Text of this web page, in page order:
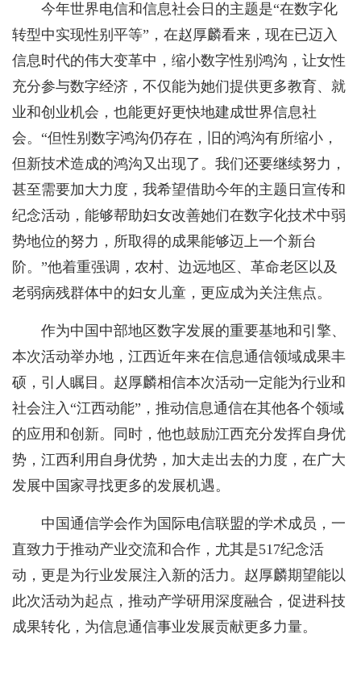
今年世界电信和信息社会日的主题是“在数字化
转型中实现性别平等”，在赵厚麟看来，现在已迈入
信息时代的伟大变革中，缩小数字性别鸿沟，让女性
充分参与数字经济，不仅能为她们提供更多教育、就
业和创业机会，也能更好更快地建成世界信息社
会。“但性别数字鸿沟仍存在，旧的鸿沟有所缩小，
但新技术造成的鸿沟又出现了。我们还要继续努力，
甚至需要加大力度，我希望借助今年的主题日宣传和
纪念活动，能够帮助妇女改善她们在数字化技术中弱
势地位的努力，所取得的成果能够迈上一个新台
阶。”他着重强调，农村、边远地区、革命老区以及
老弱病残群体中的妇女儿童，更应成为关注焦点。
作为中国中部地区数字发展的重要基地和引擎、
本次活动举办地，江西近年来在信息通信领域成果丰
硕，引人瞩目。赵厚麟相信本次活动一定能为行业和
社会注入“江西动能”，推动信息通信在其他各个领域
的应用和创新。同时，他也鼓励江西充分发挥自身优
势，江西利用自身优势，加大走出去的力度，在广大
发展中国家寻找更多的发展机遇。
中国通信学会作为国际电信联盟的学术成员，一
直致力于推动产业交流和合作，尤其是517纪念活
动，更是为行业发展注入新的活力。赵厚麟期望能以
此次活动为起点，推动产学研用深度融合，促进科技
成果转化，为信息通信事业发展贡献更多力量。